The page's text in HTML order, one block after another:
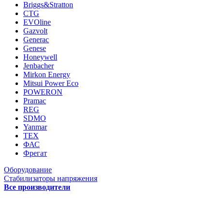
Briggs&Stratton
CTG
EVOline
Gazvolt
Generac
Genese
Honeywell
Jenbacher
Mirkon Energy
Mitsui Power Eco
POWERON
Pramac
REG
SDMO
Yanmar
ТЕХ
ФАС
Фрегат
Оборудование
Стабилизаторы напряжения
Все производители